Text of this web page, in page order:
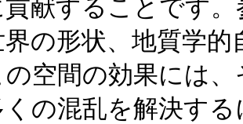
献することです
界の形状、地質学
の空間の効果には
くの混乱を解決す